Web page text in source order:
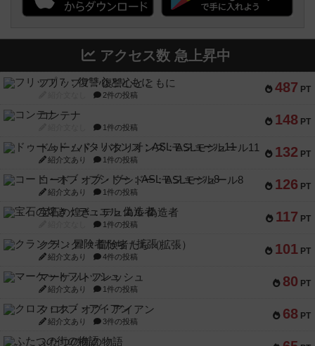
アクセス数 急上昇中
487 PT
フリップ７：復讐心とともに
2件の投稿
148 PT
コンテナ
1件の投稿
132 PT
ドゥームド・バタリオンズ：ASLモジュール11
紹介文あり 1件の投稿
126 PT
コード・オブ・ブシドー：ASLモジュール8
紹介文あり 1件の投稿
117 PT
宝石の煌き：デュエル 偽造者
1件の投稿
101 PT
クランク! ：冒険者たち（拡張）
紹介文あり 4件の投稿
80 PT
マーケットフレッシュ
紹介文あり 1件の投稿
68 PT
クロス・オブ・アイアン
紹介文あり 3件の投稿
ふたつの街の物語